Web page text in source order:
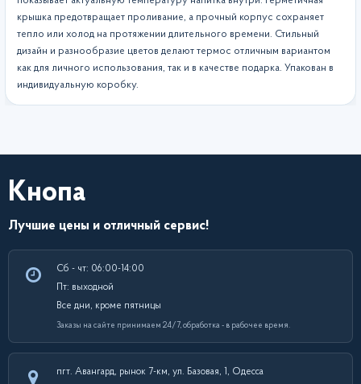
крышка предотвращает проливание, а прочный корпус сохраняет
тепло или холод на протяжении длительного времени. Стильный
дизайн и разнообразие цветов делают термос отличным вариантом
как для личного использования, так и в качестве подарка. Упакован в
индивидуальную коробку.
Кнопа
Лучшие цены и отличный сервис!
Сб - чт: 06:00-14:00
Пт: выходной
Все дни, кроме пятницы
Заказы на сайте принимаем 24/7, обработка - в рабочее время.
пгт. Авангард, рынок 7-км, ул. Базовая, 1, Одесса